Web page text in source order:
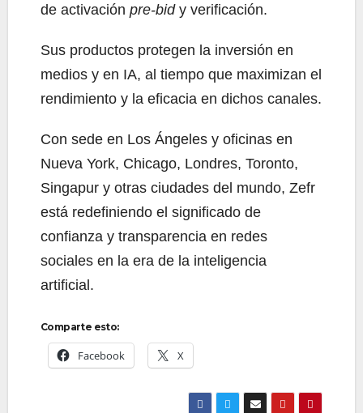
de activación pre-bidy verificación.
Sus productos protegen la inversión en
medios y en IA, al tiempo que maximizan el
rendimiento y la eficacia en dichos canales.
Con sede en Los Ángeles y oficinas en
Nueva York, Chicago, Londres, Toronto,
Singapur y otras ciudades del mundo, Zefr
está redefiniendo el significado de
confianza y transparencia en redes
sociales en la era de la inteligencia
artificial.
Comparte esto:
Facebook X